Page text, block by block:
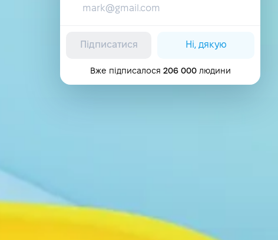
Підписатися Ні, дякую
Вже підписалося 206 000людини